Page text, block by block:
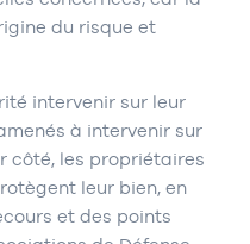
du risque et
intervenir sur leur
à intervenir sur
côté, les propriétaires
leur bien, en
et des points